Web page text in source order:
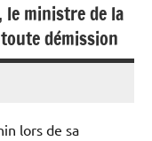
le ministre de la
démission
lors de sa